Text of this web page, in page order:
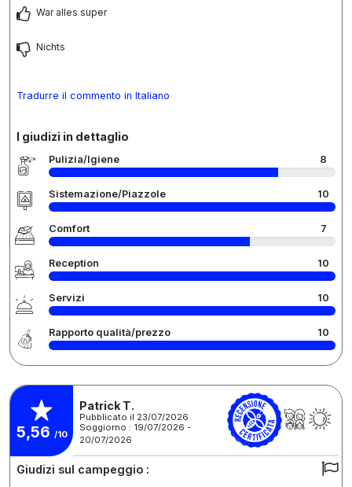
War alles super
Nichts
Tradurre il commento in Italiano
I giudizi in dettaglio
Pulizia/Igiene 8
Sistemazione/Piazzole 10
Comfort 7
Reception 10
Servizi 10
Rapporto qualità/prezzo 10
5,56 /10
Patrick T.
Pubblicato il 23/07/2026
Soggiorno : 19/07/2026 -
20/07/2026
Giudizi sul campeggio :